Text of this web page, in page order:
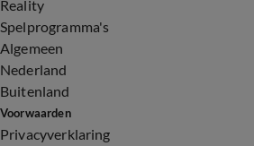
Reality
Spelprogramma's
Algemeen
Nederland
Buitenland
Voorwaarden
Privacyverklaring